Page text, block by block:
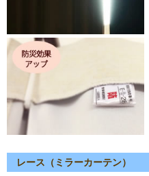
レース（ミラーカーテン）